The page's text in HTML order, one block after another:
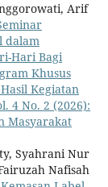
Arif
dalam
Hari Bagi
Khusus
Kegiatan
4 No. 2 (2026):
Masyarakat
Syahrani Nur
Nafisah